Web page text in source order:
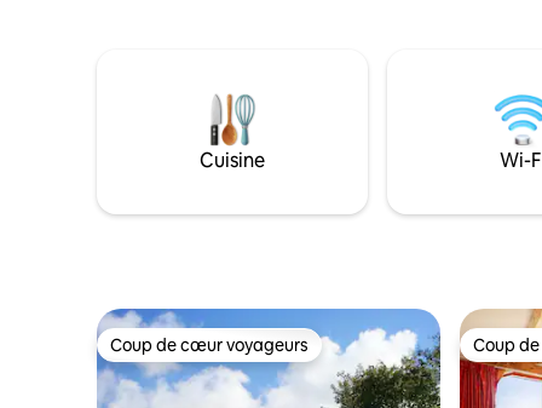
accueillant est l'endroit idéal pour se
détendre au coin d'un feu douillet après
une journée d'aventure. 🏡 Peut accueillir
à proximité 🔥 Ambiance traditionnelle
Mile.
restaurant
winebar
guide ici.
Cuisine Wi-
Coup de cœur voyageurs
Coup de cœur voyageurs Coup
Coup